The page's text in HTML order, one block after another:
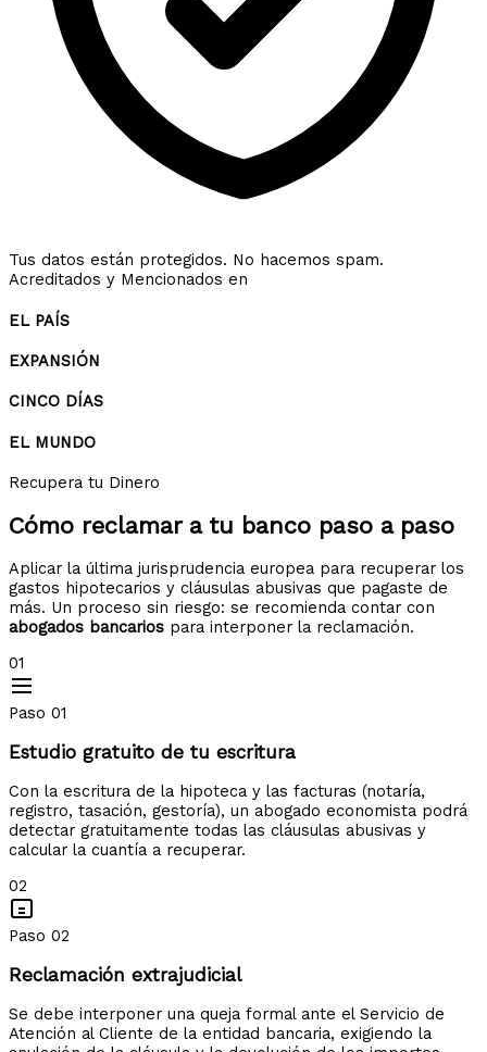
Tus datos están protegidos. No hacemos spam.
Acreditados y Mencionados en
EL PAÍS
EXPANSIÓN
CINCO DÍAS
EL MUNDO
Recupera tu Dinero
Cómo reclamar a tu banco paso a paso
Aplicar la última jurisprudencia europea para recuperar los
gastos hipotecarios y cláusulas abusivas que pagaste de
más. Un proceso sin riesgo: se recomienda contar con
abogados bancarios para interponer la reclamación.
01
Paso 01
Estudio gratuito de tu escritura
Con la escritura de la hipoteca y las facturas (notaría,
registro, tasación, gestoría), un abogado economista podrá
detectar gratuitamente todas las cláusulas abusivas y
calcular la cuantía a recuperar.
02
Paso 02
Reclamación extrajudicial
Se debe interponer una queja formal ante el Servicio de
Atención al Cliente de la entidad bancaria, exigiendo la